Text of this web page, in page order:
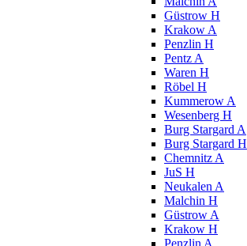
Güstrow H
Krakow A
Penzlin H
Pentz A
Waren H
Röbel H
Kummerow A
Wesenberg H
Burg Stargard A
Burg Stargard H
Chemnitz A
JuS H
Neukalen A
Malchin H
Güstrow A
Krakow H